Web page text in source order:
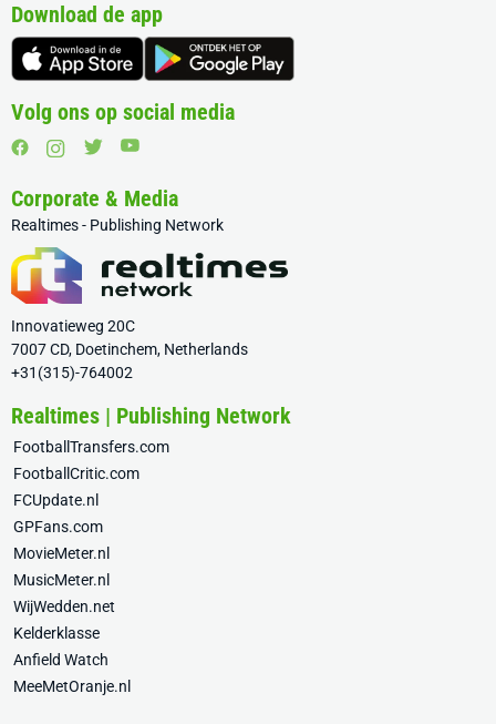
Download de app
Volg ons op social media
Corporate & Media
Realtimes - Publishing Network
Innovatieweg 20C
7007 CD, Doetinchem, Netherlands
+31(315)-764002
Realtimes | Publishing Network
FootballTransfers.com
FootballCritic.com
FCUpdate.nl
GPFans.com
MovieMeter.nl
MusicMeter.nl
WijWedden.net
Kelderklasse
Anfield Watch
MeeMetOranje.nl